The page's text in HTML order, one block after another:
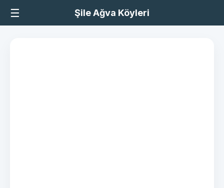
☰ Şile Ağva Köyleri